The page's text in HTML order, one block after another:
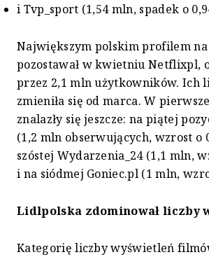
i Tvp_sport (1,54 mln, spadek o
Największym polskim profilem
pozostawał w kwietniu Netflixpl,
przez 2,1 mln użytkowników. Ich
zmieniła się od marca. W
znalazły się jeszcze: na piątej
(1,2 mln obserwujących, wzrost o
szóstej Wydarzenia_24 (1,1 mln,
i na siódmej Goniec.pl (1 mln,
Lidlpolska zdominował liczby
Kategorię liczby wyświetleń